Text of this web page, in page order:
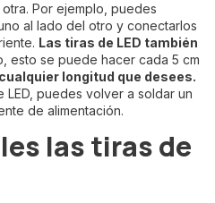
Por ejemplo, puedes
al lado del otro y conectarlos
Las tiras de LED también
esto se puede hacer cada 5 cm
longitud que desees.
puedes volver a soldar un
de alimentación.
las tiras de